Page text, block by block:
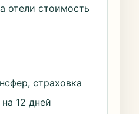
отели стоимость
страховка
12 дней